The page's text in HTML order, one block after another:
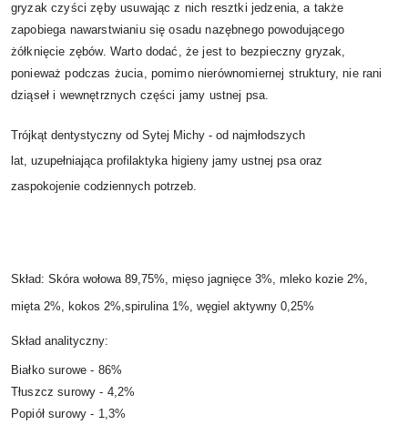
gryzak czyści zęby usuwając z nich resztki jedzenia, a także
zapobiega nawarstwianiu się osadu nazębnego powodującego
żółknięcie zębów. Warto dodać, że jest to bezpieczny gryzak,
ponieważ podczas żucia, pomimo nierównomiernej struktury, nie rani
dziąseł i wewnętrznych części jamy ustnej psa.
Trójkąt dentystyczny od Sytej Michy - od najmłodszych
lat, uzupełniająca profilaktyka higieny jamy ustnej psa oraz
zaspokojenie codziennych potrzeb.
Skład: Skóra wołowa 89,75%, mięso jagnięce 3%, mleko kozie 2%,
mięta 2%, kokos 2%,spirulina 1%, węgiel aktywny 0,25%
Skład analityczny:
Białko surowe - 86%
Tłuszcz surowy - 4,2%
Popiół surowy - 1,3%